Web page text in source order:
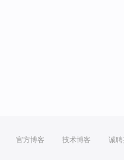
官方博客 技术博客 诚